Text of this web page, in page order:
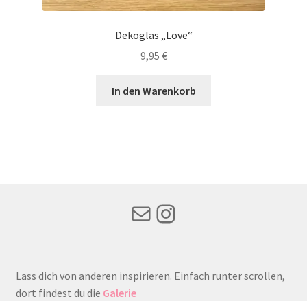
Dekoglas „Love“
9,95 €
In den Warenkorb
MailInstagram
Lass dich von anderen inspirieren. Einfach runter scrollen,
dort findest du die Galerie